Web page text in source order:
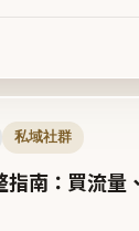
私域社群
指南：買流量